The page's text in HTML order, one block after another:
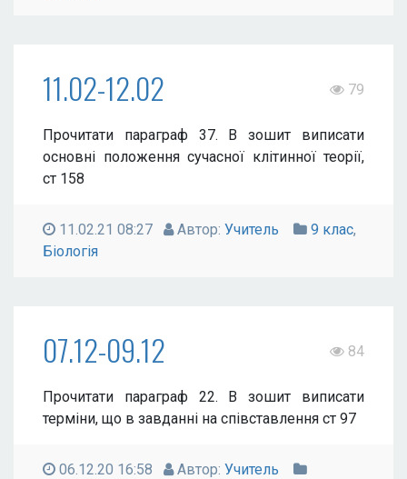
11.02-12.02 79
Прочитати параграф 37. В зошит виписати
основні положення сучасної клітинної теорії,
ст 158
11.02.21 08:27 Автор: Учитель 9 клас,
Біологія
07.12-09.12 84
Прочитати параграф 22. В зошит виписати
терміни, що в завданні на співставлення ст 97
06.12.20 16:58 Автор: Учитель